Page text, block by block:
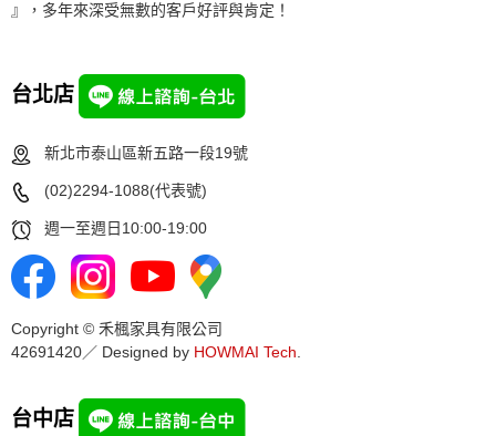
』，多年來深受無數的客戶好評與肯定！
台北店
新北市泰山區新五路一段19號
(02)2294-1088(代表號)
週一至週日10:00-19:00
Copyright © 禾楓家具有限公司
42691420／ Designed by HOWMAI Tech.
台中店